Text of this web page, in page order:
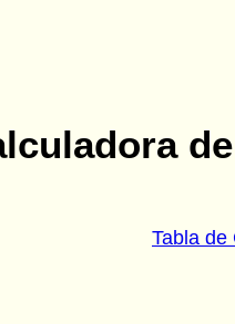
Tabla de